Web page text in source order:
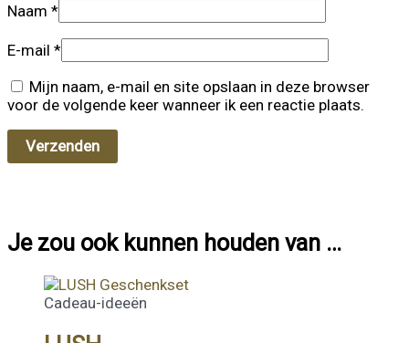
Naam *
E-mail *
Mijn naam, e-mail en site opslaan in deze browser
voor de volgende keer wanneer ik een reactie plaats.
Je zou ook kunnen houden van …
Cadeau-ideeën